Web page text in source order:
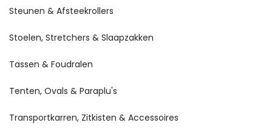
Steunen & Afsteekrollers
Stoelen, Stretchers & Slaapzakken
Tassen & Foudralen
Tenten, Ovals & Paraplu's
Transportkarren, Zitkisten & Accessoires